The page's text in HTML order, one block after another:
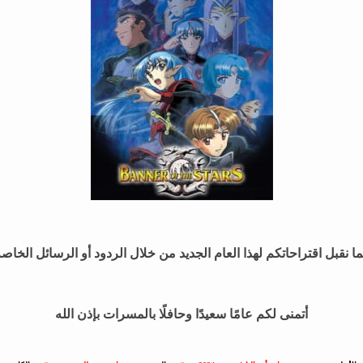
نقبل اقتراحاتكم لهذا العام الجديد من خلال الردود أو الرسائل
أتمنى لكم عامًا سعيدًا وحافلًا بالمسرات بإذن الله